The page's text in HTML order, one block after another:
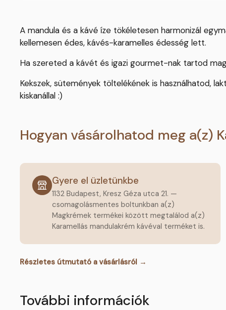
A mandula és a kávé íze tökéletesen harmonizál
kellemesen édes, kávés-karamelles édesség lett.
Ha szereted a kávét és igazi gourmet-nak tartod
Kekszek, sütemények töltelékének is használhatod,
kiskanállal :)
Hogyan vásárolhatod meg a(z)
Gyere el üzletünkbe
1132 Budapest, Kresz Géza utca 21. —
csomagolásmentes boltunkban a(z)
Magkrémek termékei között megtalálod a(z)
Karamellás mandulakrém kávéval terméket is.
Részletes útmutató a vásárlásról →
További információk